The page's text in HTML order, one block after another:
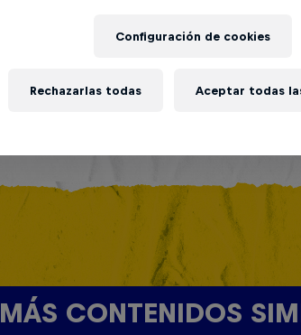
MÁS CONTENIDOS
Configuración de cookies
Rechazarlas todas Aceptar todas